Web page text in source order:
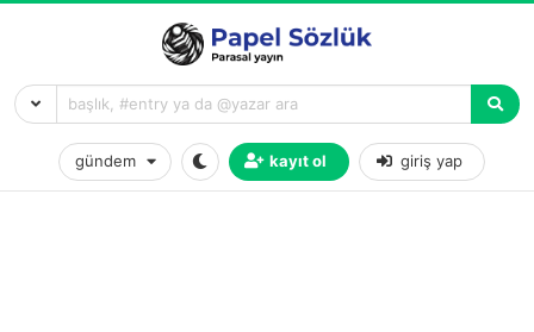
gündem kayıt ol giriş yap